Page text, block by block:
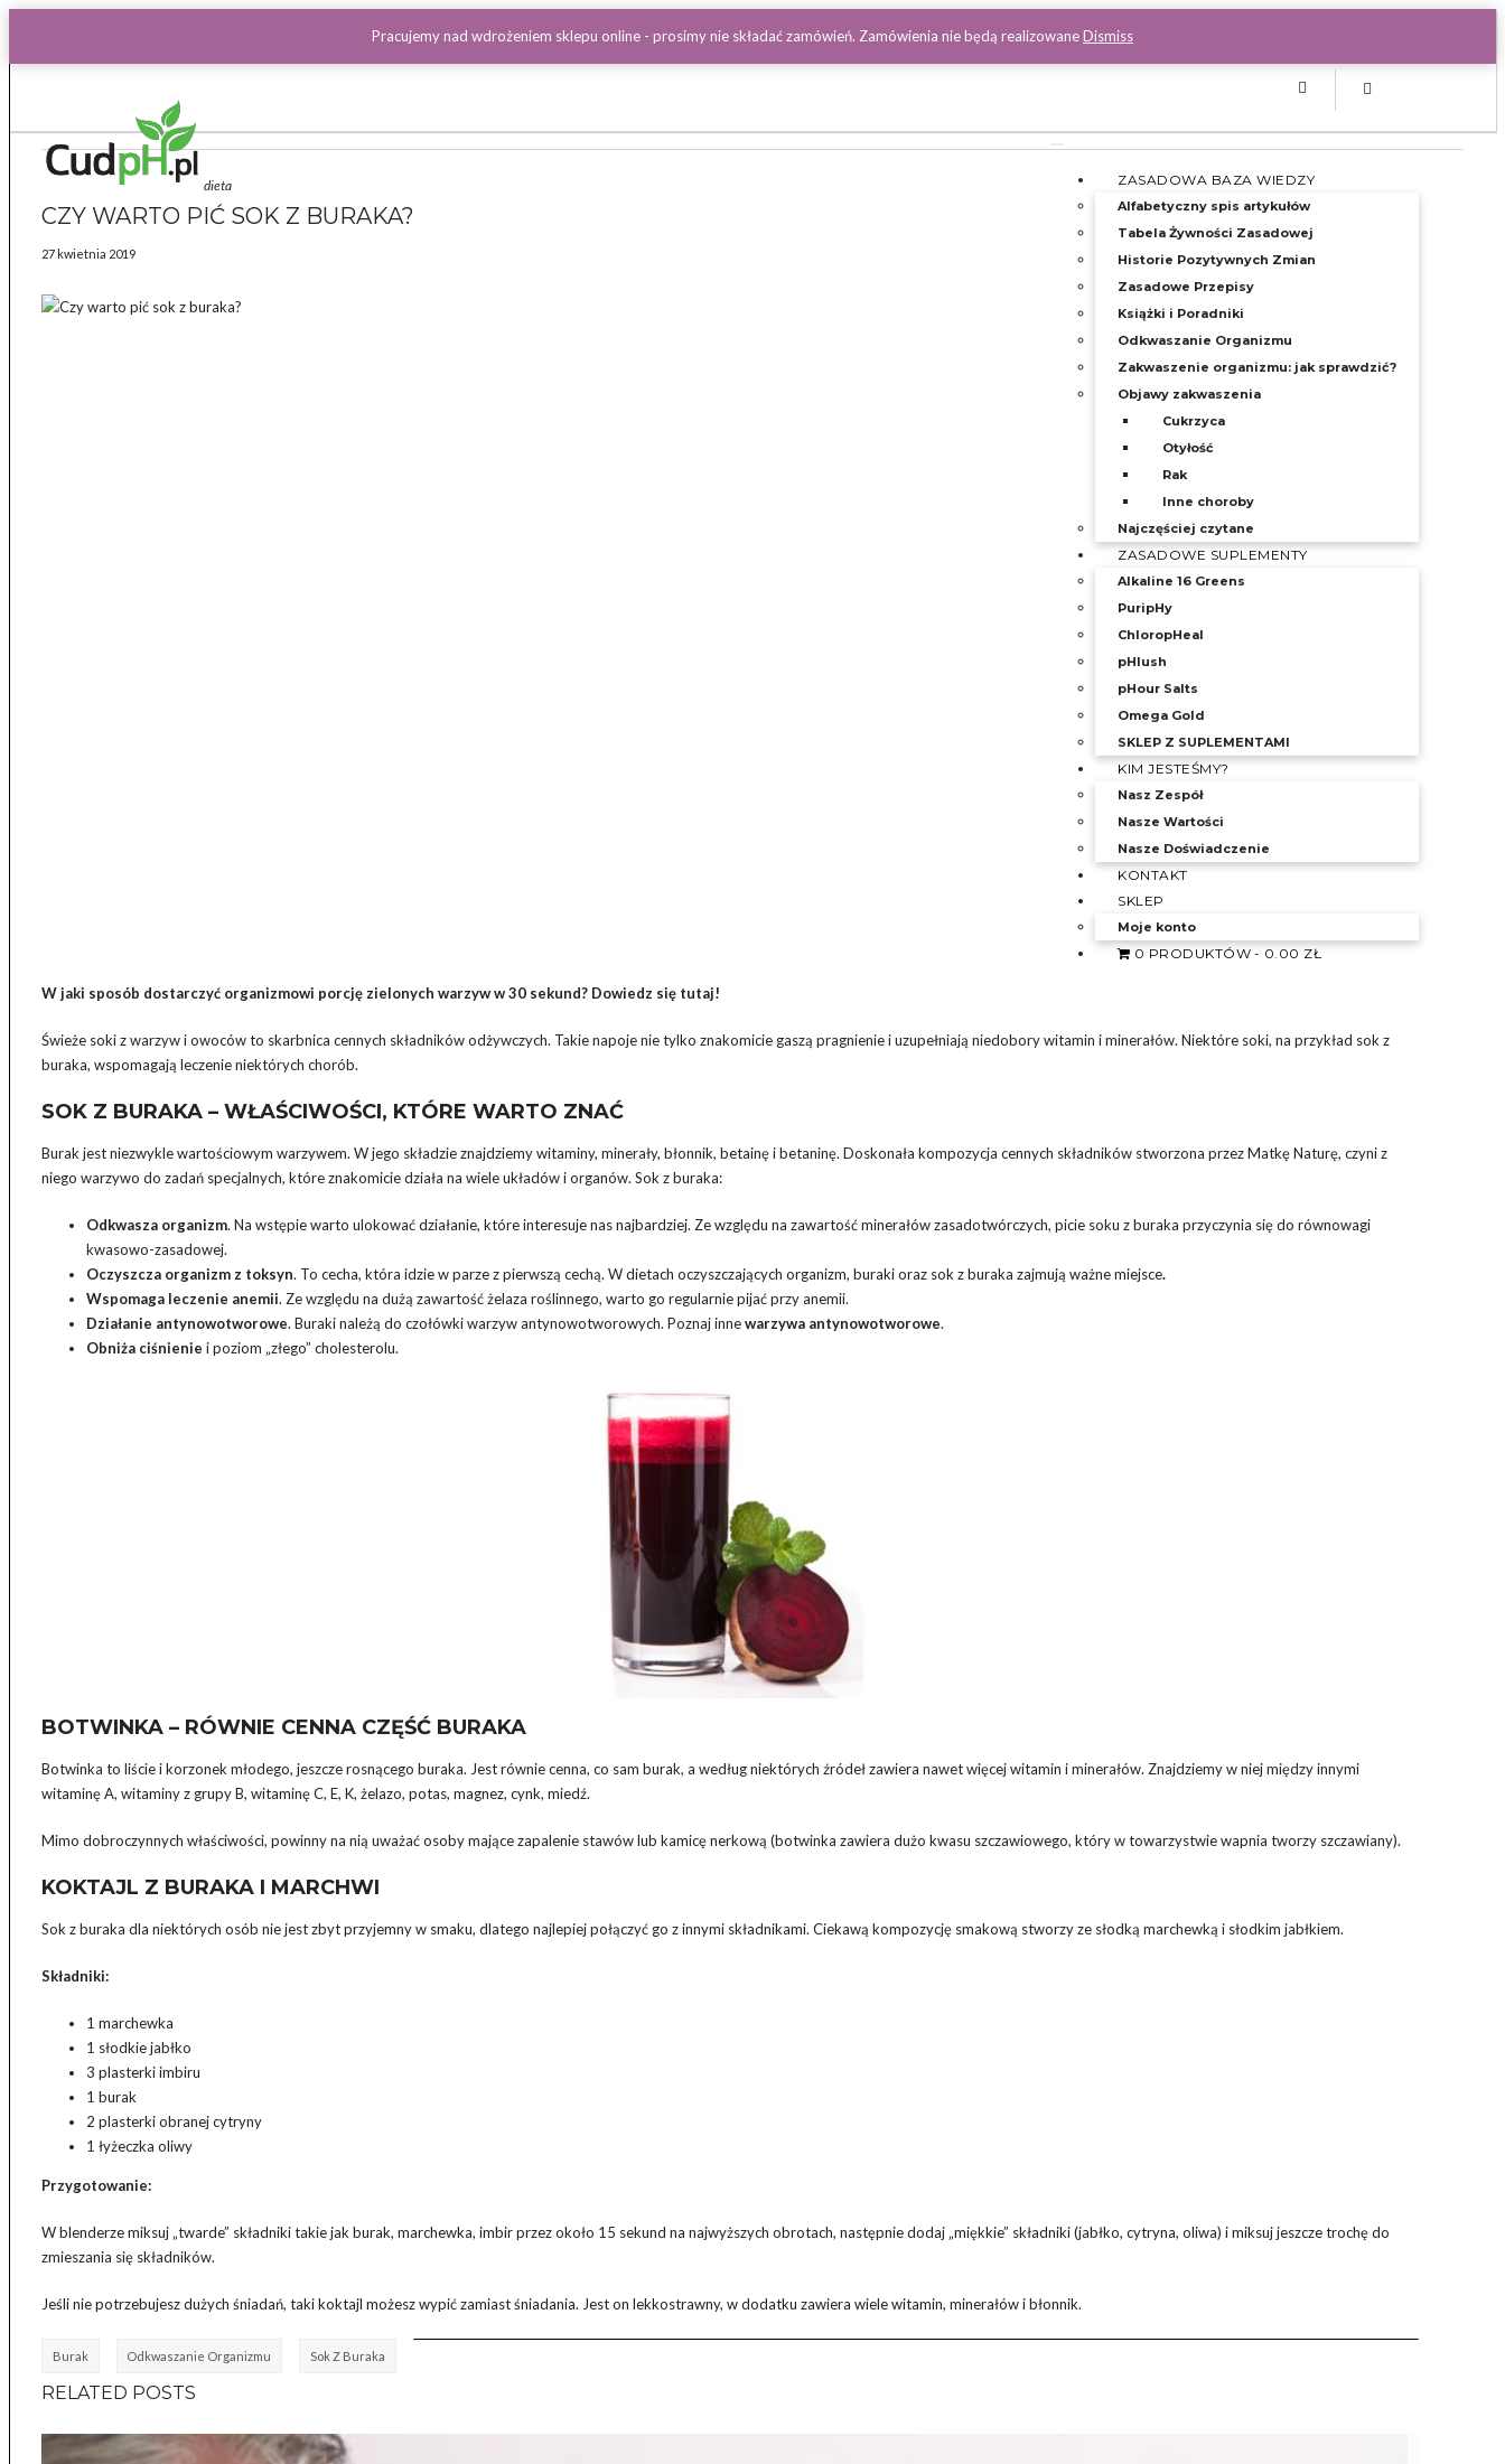
Toggle
ZASADOWA BAZA WIEDZY
Alfabetyczny spis artykułów
Tabela Żywności Zasadowej
Historie Pozytywnych Zmian
Zasadowe Przepisy
Książki i Poradniki
Odkwaszanie Organizmu
Zakwaszenie organizmu: jak sprawdzić?
Objawy zakwaszenia
Cukrzyca
Otyłość
Rak
Inne choroby
Najczęściej czytane
ZASADOWE SUPLEMENTY
Alkaline 16 Greens
PuripHy
ChloropHeal
pHlush
pHour Salts
Omega Gold
SKLEP Z SUPLEMENTAMI
KIM JESTEŚMY?
Nasz Zespół
Nasze Wartości
Nasze Doświadczenie
KONTAKT
SKLEP
Moje konto
0 PRODUKTÓW 0.00 ZŁ
dieta
CZY WARTO PIĆ SOK Z BURAKA?
27 kwietnia 2019
W jaki sposób dostarczyć organizmowi porcję zielonych warzyw w 30 sekund? Dowiedz się tutaj!
Świeże soki z warzyw i owoców to skarbnica cennych składników odżywczych. Takie napoje nie tylko znakomicie gaszą pragnienie i uzupełniają niedobory witamin i minerałów. Niektóre soki, na przykład sok z
buraka, wspomagają leczenie niektórych chorób.
SOK Z BURAKA – WŁAŚCIWOŚCI, KTÓRE WARTO ZNAĆ
Burak jest niezwykle wartościowym warzywem. W jego składzie znajdziemy witaminy, minerały, błonnik, betainę i betaninę. Doskonała kompozycja cennych składników stworzona przez Matkę Naturę, czyni z
niego warzywo do zadań specjalnych, które znakomicie działa na wiele układów i organów. Sok z buraka:
Odkwasza organizm. Na wstępie warto ulokować działanie, które interesuje nas najbardziej. Ze względu na zawartość minerałów zasadotwórczych, picie soku z buraka przyczynia się do równowagi
kwasowo-zasadowej.
Oczyszcza organizm z toksyn. To cecha, która idzie w parze z pierwszą cechą. W dietach oczyszczających organizm, buraki oraz sok z buraka zajmują ważne miejsce.
Wspomaga leczenie anemii. Ze względu na dużą zawartość żelaza roślinnego, warto go regularnie pijać przy anemii.
Działanie antynowotworowe. Buraki należą do czołówki warzyw antynowotworowych. Poznaj innewarzywa antynowotworowe.
Obniża ciśnienie i poziom „złego” cholesterolu.
BOTWINKA – RÓWNIE CENNA CZĘŚĆ BURAKA
Botwinka to liście i korzonek młodego, jeszcze rosnącego buraka. Jest równie cenna, co sam burak, a według niektórych źródeł zawiera nawet więcej witamin i minerałów. Znajdziemy w niej między innymi
witaminę A, witaminy z grupy B, witaminę C, E, K, żelazo, potas, magnez, cynk, miedź.
Mimo dobroczynnych właściwości, powinny na nią uważać osoby mające zapalenie stawów lub kamicę nerkową (botwinka zawiera dużo kwasu szczawiowego, który w towarzystwie wapnia tworzy szczawiany).
KOKTAJL Z BURAKA I MARCHWI
Sok z buraka dla niektórych osób nie jest zbyt przyjemny w smaku, dlatego najlepiej połączyć go z innymi składnikami. Ciekawą kompozycję smakową stworzy ze słodką marchewką i słodkim jabłkiem.
Składniki:
1 marchewka
1 słodkie jabłko
3 plasterki imbiru
1 burak
2 plasterki obranej cytryny
1 łyżeczka oliwy
Przygotowanie:
W blenderze miksuj „twarde” składniki takie jak burak, marchewka, imbir przez około 15 sekund na najwyższych obrotach, następnie dodaj „miękkie” składniki (jabłko, cytryna, oliwa) i miksuj jeszcze trochę do
zmieszania się składników.
Jeśli nie potrzebujesz dużych śniadań, taki koktajl możesz wypić zamiast śniadania. Jest on lekkostrawny, w dodatku zawiera wiele witamin, minerałów i błonnik.
Burak Odkwaszanie Organizmu Sok Z Buraka
RELATED POSTS
Pracujemy nad wdrożeniem sklepu online - prosimy nie składać zamówień. Zamówienia nie będą realizowaneDismiss